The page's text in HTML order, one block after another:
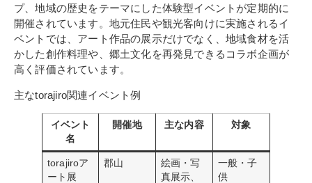
プ、地域の歴史をテーマにした体験型イベントが定期的に
開催されています。地元住民や観光客向けに実施されるイ
ベントでは、アート作品の展示だけでなく、地域食材を活
かした創作料理や、郷土文化を再発見できるコラボ企画が
高く評価されています。
主なtorajiro関連イベント例
イベント
名
開催地 主な内容 対象
torajiroア
ート展
郡山
絵画・写
真展示、
一般・子
供